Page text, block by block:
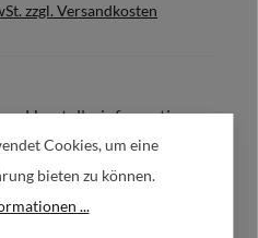
zzgl. Versandkosten
Details
Herstellerinformationen:
Alfa GmbH / Alfashirt
Weisweilerstr.20-22
Cookies, um eine
bieten zu können.
...